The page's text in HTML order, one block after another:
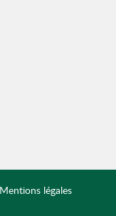
Mentions légales